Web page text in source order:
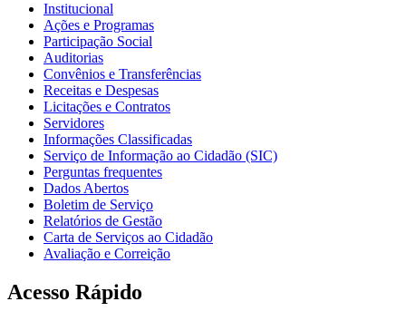
Institucional
Ações e Programas
Participação Social
Auditorias
Convênios e Transferências
Receitas e Despesas
Licitações e Contratos
Servidores
Informações Classificadas
Serviço de Informação ao Cidadão (SIC)
Perguntas frequentes
Dados Abertos
Boletim de Serviço
Relatórios de Gestão
Carta de Serviços ao Cidadão
Avaliação e Correição
Acesso Rápido